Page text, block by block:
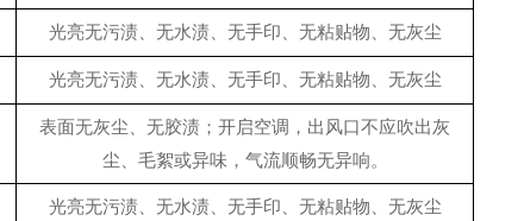
光亮无污渍、无水渍、无手印、无粘贴物、无灰尘
光亮无污渍、无水渍、无手印、无粘贴物、无灰尘
表面无灰尘、无胶渍；开启空调，出风口不应吹出灰
尘、毛絮或异味，气流顺畅无异响。
光亮无污渍、无水渍、无手印、无粘贴物、无灰尘